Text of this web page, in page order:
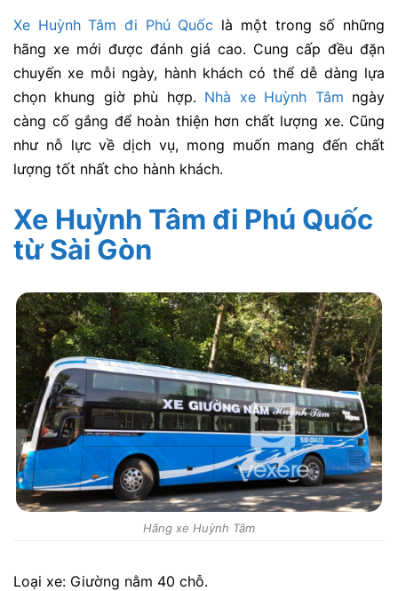
Xe Huỳnh Tâm đi Phú Quốc là một trong số những
hãng xe mới được đánh giá cao. Cung cấp đều đặn
chuyến xe mỗi ngày, hành khách có thể dễ dàng lựa
chọn khung giờ phù hợp. Nhà xe Huỳnh Tâm ngày
càng cố gắng để hoàn thiện hơn chất lượng xe. Cũng
như nỗ lực về dịch vụ, mong muốn mang đến chất
lượng tốt nhất cho hành khách.
Xe Huỳnh Tâm đi Phú Quốc
từ Sài Gòn
Hãng xe Huỳnh Tâm
Loại xe: Giường nằm 40 chỗ.